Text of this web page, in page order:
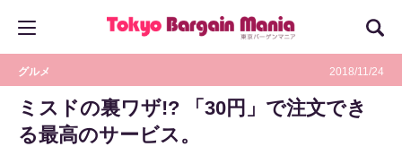
グルメ 2018/11/24
ミスドの裏ワザ!? 「30円」で注文でき
る最高のサービス。